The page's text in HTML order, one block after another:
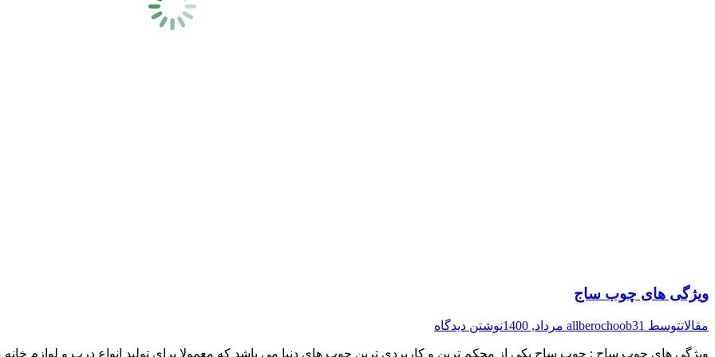
ویژگی های چوب ساج
مقالاتتوسط allberochoob31 مرداد, 1400 نوشتن دیدگاه
ویژگی های چوب ساج : چوب ساج یکی از محکم ترین و کاربردی ترین چوب های دنیا می باشد که معمولا برای تولید انواع درب و لوازم